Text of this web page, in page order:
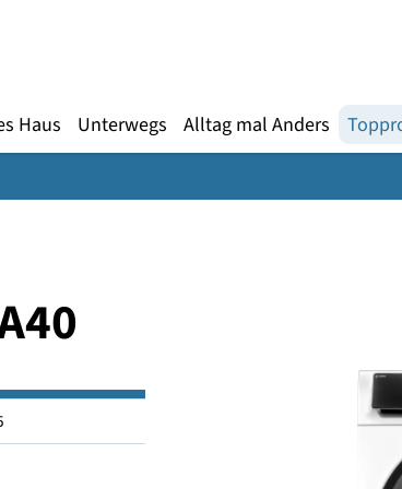
Haus Unterwegs Alltag mal